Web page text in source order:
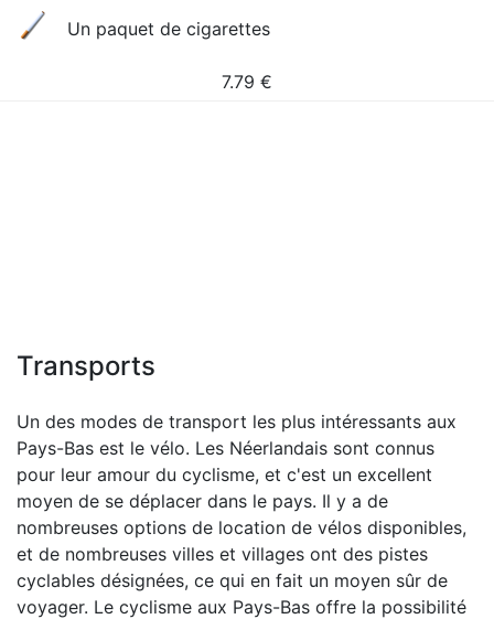
Un paquet de cigarettes
7.79 €
Transports
Un des modes de transport les plus intéressants aux
Pays-Bas est le vélo. Les Néerlandais sont connus
pour leur amour du cyclisme, et c'est un excellent
moyen de se déplacer dans le pays. Il y a de
nombreuses options de location de vélos disponibles,
et de nombreuses villes et villages ont des pistes
cyclables désignées, ce qui en fait un moyen sûr de
voyager. Le cyclisme aux Pays-Bas offre la possibilité